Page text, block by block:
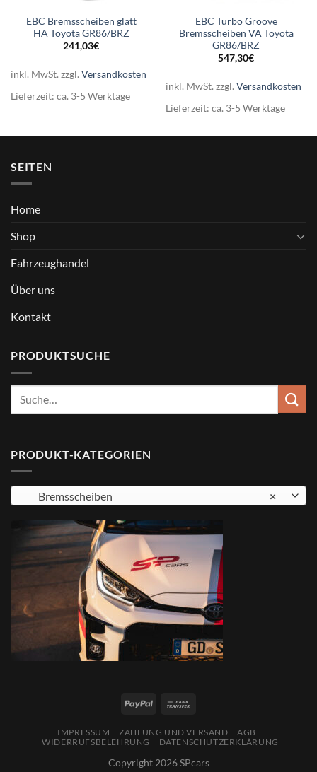
EBC Bremsscheiben glatt
HA Toyota GR86/BRZ
241,03€
inkl. MwSt. zzgl. Versandkosten
Lieferzeit: ca. 3-5 Werktage
EBC Turbo Groove
Bremsscheiben VA Toyota
GR86/BRZ
547,30€
inkl. MwSt. zzgl. Versandkosten
Lieferzeit: ca. 3-5 Werktage
SEITEN
Home
Shop
Fahrzeughandel
Über uns
Kontakt
PRODUKTSUCHE
PRODUKT-KATEGORIEN
×
Bremsscheiben
IMPRESSUM ZAHLUNG UND VERSAND
AGB
WIDERRUFSBELEHRUNG
DATENSCHUTZERKLÄRUNG
Copyright 2026 SPcars